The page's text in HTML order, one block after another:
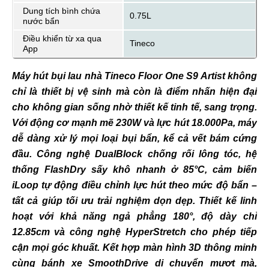
Dung tích bình chứa
nước bẩn
0.75L
Điều khiển từ xa qua
App
Tineco
Máy hút bụi lau nhà Tineco Floor One S9 Artist không
chỉ là thiết bị vệ sinh mà còn là điểm nhấn hiện đại
cho không gian sống nhờ thiết kế tinh tế, sang trọng.
Với động cơ mạnh mẽ 230W và lực hút 18.000Pa, máy
dễ dàng xử lý mọi loại bụi bẩn, kể cả vết bám cứng
đầu. Công nghệ DualBlock chống rối lông tóc, hệ
thống FlashDry sấy khô nhanh ở 85°C, cảm biến
iLoop tự động điều chỉnh lực hút theo mức độ bẩn –
tất cả giúp tối ưu trải nghiệm dọn dẹp. Thiết kế linh
hoạt với khả năng ngả phẳng 180°, độ dày chỉ
12.85cm và công nghệ HyperStretch cho phép tiếp
cận mọi góc khuất. Kết hợp màn hình 3D thông minh
cùng bánh xe SmoothDrive di chuyển mượt mà,